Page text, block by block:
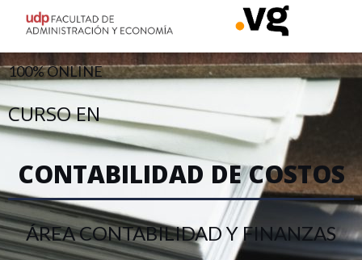
100% ONLINE
CURSO EN
CONTABILIDAD DE COSTOS
ÁREA CONTABILIDAD Y FINANZAS